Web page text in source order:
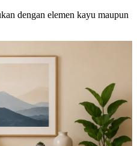
dengan elemen kayu maupun